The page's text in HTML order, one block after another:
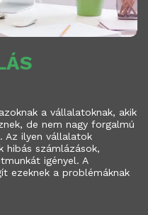
a vállalatoknak, akik
de nem nagy forgalmú
Az ilyen vállalatok
hibás számlázások,
igényel. A
ezeknek a problémáknak